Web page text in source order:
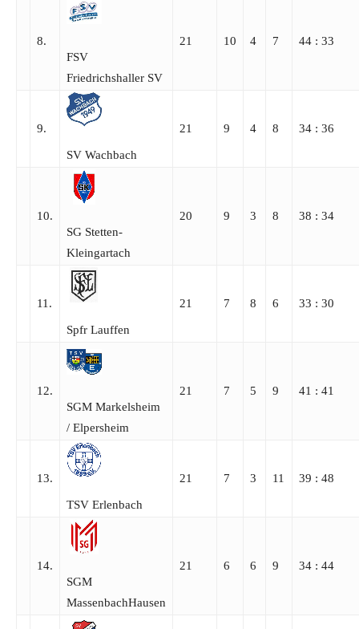
8.
FSV
Friedrichshaller SV
21 10 4 7 44 : 33
9.
SV Wachbach
21 9 4 8 34 : 36
10.
SG Stetten-
Kleingartach
20 9 3 8 38 : 34
11.
Spfr Lauffen
21 7 8 6 33 : 30
12.
SGM Markelsheim
/​ Elpersheim
21 7 5 9 41 : 41
13.
TSV Erlenbach
21 7 3 11 39 : 48
14.
SGM
MassenbachHausen
21 6 6 9 34 : 44